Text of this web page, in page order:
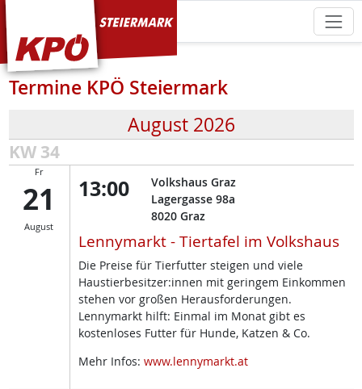
KPÖ Steiermark
Termine KPÖ Steiermark
August 2026
KW 34
Fr
21
August
13:00
Volkshaus Graz
Lagergasse 98a
8020 Graz
Lennymarkt - Tiertafel im Volkshaus
Die Preise für Tierfutter steigen und viele
Haustierbesitzer:innen mit geringem Einkommen
stehen vor großen Herausforderungen.
Lennymarkt hilft: Einmal im Monat gibt es
kostenloses Futter für Hunde, Katzen & Co.
Mehr Infos: www.lennymarkt.at